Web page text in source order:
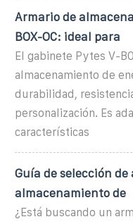
Armario de
BOX-OC: ideal para
El gabinete Pytes V-
almacenamiento de
durabilidad,
personalización. Es
características
Guía de selección
almacenamiento de
¿Está buscando un